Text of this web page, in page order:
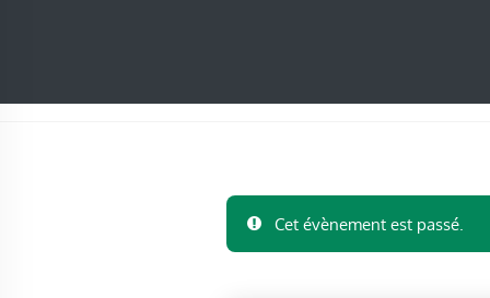
Cet évènement est passé.